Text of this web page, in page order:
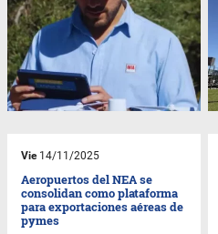
Vie14/11/2025
Aeropuertos del NEA se
consolidan como plataforma
para exportaciones aéreas de
pymes